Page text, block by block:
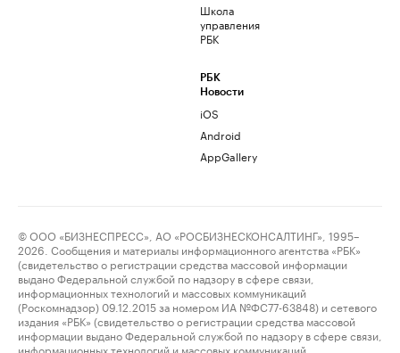
Школа
управления
РБК
РБК
Новости
iOS
Android
AppGallery
© ООО «БИЗНЕСПРЕСС», АО «РОСБИЗНЕСКОНСАЛТИНГ», 1995–
2026. Сообщения и материалы информационного агентства «РБК»
(свидетельство о регистрации средства массовой информации
выдано Федеральной службой по надзору в сфере связи,
информационных технологий и массовых коммуникаций
(Роскомнадзор) 09.12.2015 за номером ИА №ФС77-63848) и сетевого
издания «РБК» (свидетельство о регистрации средства массовой
информации выдано Федеральной службой по надзору в сфере связи,
информационных технологий и массовых коммуникаций